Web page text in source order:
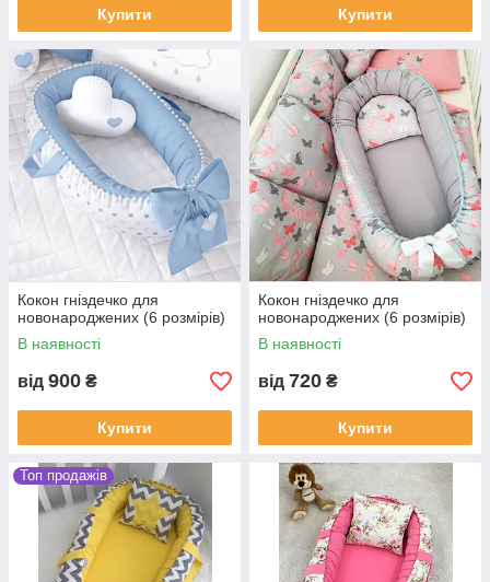
Купити Купити
Кокон гніздечко для
новонароджених (6 розмірів)
В наявності
від 900 ₴
Купити
Кокон гніздечко для
новонароджених (6 розмірів)
В наявності
від 720 ₴
Купити
Топ продажів